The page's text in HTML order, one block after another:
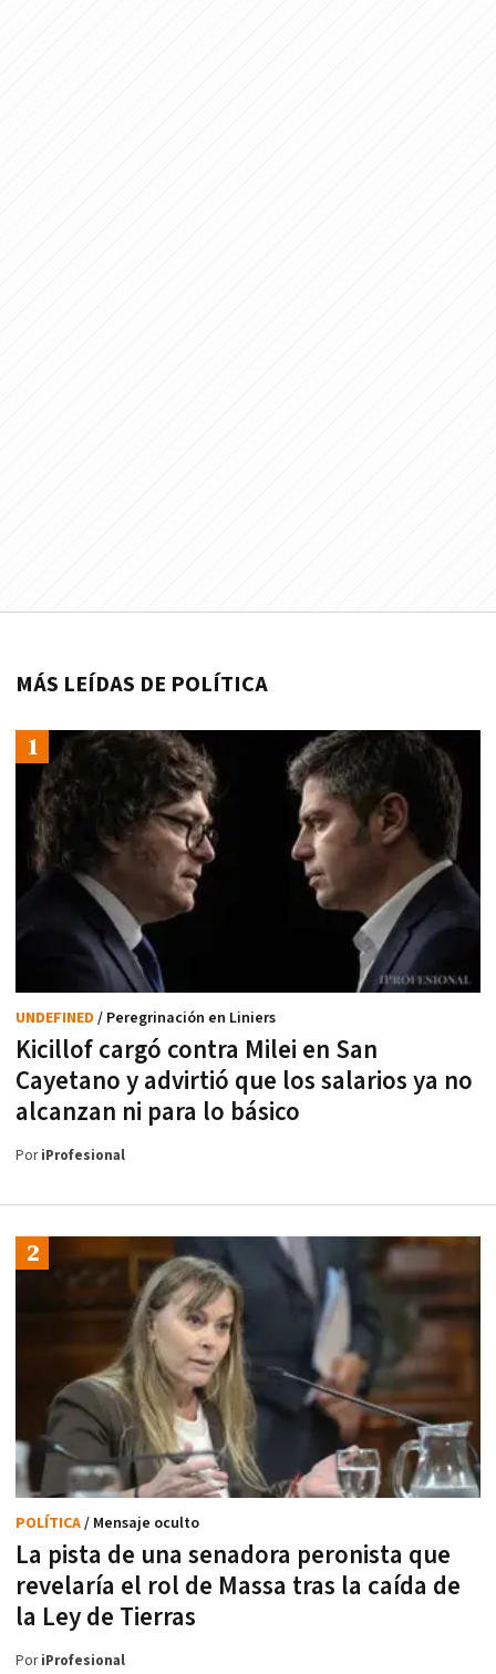
MÁS LEÍDAS DE POLÍTICA
Kicillof cargó contra Milei en San
Cayetano y advirtió que los salarios ya no
alcanzan ni para lo básico
UNDEFINED / Peregrinación en Liniers
PoriProfesional
La pista de una senadora peronista que
revelaría el rol de Massa tras la caída de
la Ley de Tierras
POLÍTICA/ Mensaje oculto
PoriProfesional